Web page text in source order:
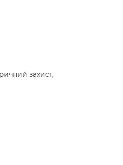
захист,